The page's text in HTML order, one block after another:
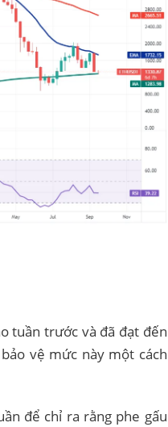
tuần trước và đã đạt đến
vệ mức này một cách
để chỉ ra rằng phe gấu